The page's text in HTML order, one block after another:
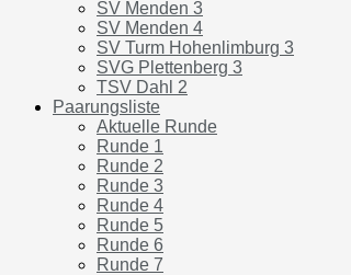
SV Menden 3
SV Menden 4
SV Turm Hohenlimburg 3
SVG Plettenberg 3
TSV Dahl 2
Paarungsliste
Aktuelle Runde
Runde 1
Runde 2
Runde 3
Runde 4
Runde 5
Runde 6
Runde 7